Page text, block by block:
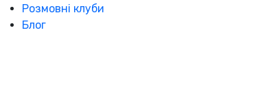
Розмовні клуби
Блог